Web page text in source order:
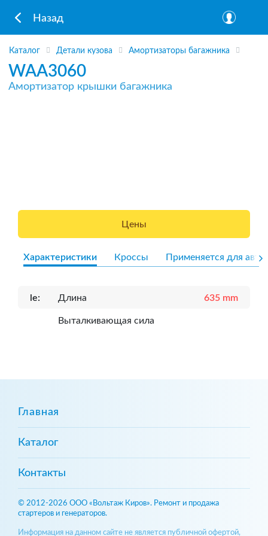
Назад
Каталог Детали кузова Амортизаторы багажника
WAA3060
Амортизатор крышки багажника
Цены
Характеристики Кроссы Применяется для авто
le: Длина 635 mm
Выталкивающая сила
Главная
Каталог
Контакты
© 2012-2026 ООО «Вольтаж Киров». Ремонт и продажа
стартеров и генераторов.
Информация на данном сайте не является публичной офертой,